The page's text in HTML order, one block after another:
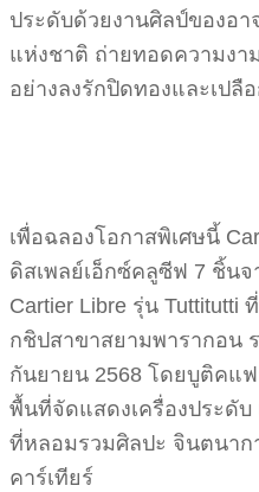
ประดับด้วยงานศิลป์ของอ
แห่งชาติ ถ่ายทอดความงา
อย่างลงรักปิดทองและเปลื
เพื่อฉลองโอกาสพิเศษนี้
ดิสเพลย์เอ็กซ์คลูซีฟ 7 ชิ้น
Cartier Libre รุ่น
กชิปสาขาสยามพารากอน
กันยายน 2568 โดยบูติคแ
พื้นที่จัดแสดงเครื่องประดับ
ที่หลอมรวมศิลปะ จินตนา
คาร์เทียร์